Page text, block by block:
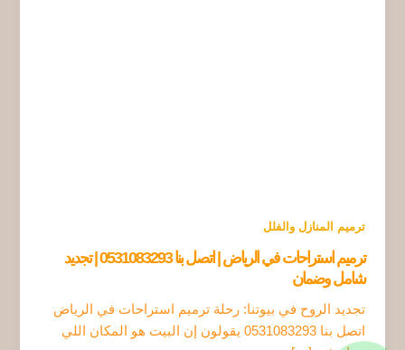
ترميم المنازل والفلل
ترميم استراحات في الرياض | اتصل بنا 0531083293 | تجديد
شامل وضمان
تجديد الروح في بيوتنا: رحلة ترميم استراحات في الرياض
اتصل بنا 0531083293 يقولون إن البيت هو المكان اللي